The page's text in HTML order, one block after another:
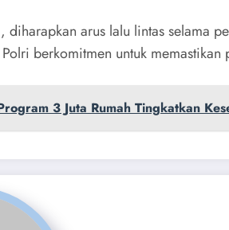
diharapkan arus lalu lintas selama
berkomitmen untuk
3 Juta Rumah Tingkatkan